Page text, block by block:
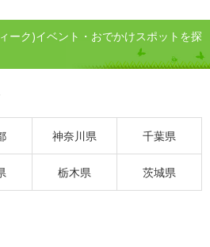
ーク)イベント・おでかけスポットを探
神奈川県 千葉県
栃木県 茨城県